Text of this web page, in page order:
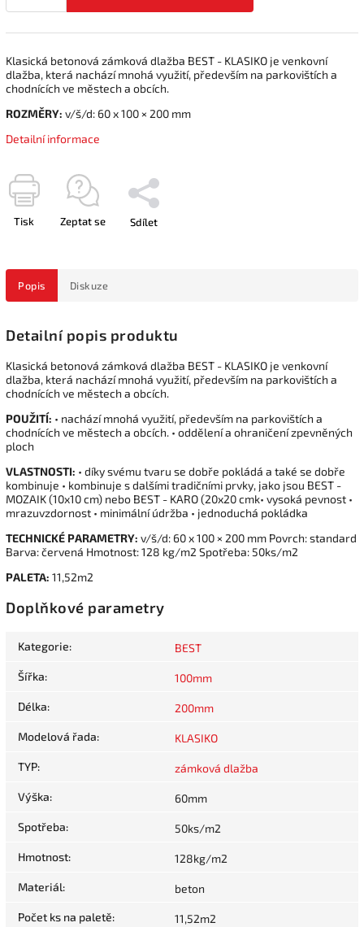
Klasická betonová zámková dlažba BEST - KLASIKO je venkovní
dlažba, která nachází mnohá využití, především na parkovištích a
chodnících ve městech a obcích.
ROZMĚRY: v/š/d: 60 x 100 × 200 mm
Detailní informace
Tisk Zeptat se Sdílet
Popis Diskuze
Detailní popis produktu
Klasická betonová zámková dlažba BEST - KLASIKO je venkovní
dlažba, která nachází mnohá využití, především na parkovištích a
chodnících ve městech a obcích.
POUŽITÍ: • nachází mnohá využití, především na parkovištích a
chodnících ve městech a obcích. • oddělení a ohraničení zpevněných
ploch
VLASTNOSTI: • díky svému tvaru se dobře pokládá a také se dobře
kombinuje • kombinuje s dalšími tradičními prvky, jako jsou BEST -
MOZAIK (10x10 cm) nebo BEST - KARO (20x20 cmk• vysoká pevnost •
mrazuvzdornost • minimální údržba • jednoduchá pokládka
TECHNICKÉ PARAMETRY: v/š/d: 60 x 100 × 200 mm Povrch: standard
Barva: červená Hmotnost: 128 kg/m2 Spotřeba: 50ks/m2
PALETA: 11,52m2
Doplňkové parametry
Kategorie: BEST
Šířka: 100mm
Délka: 200mm
Modelová řada: KLASIKO
TYP: zámková dlažba
Výška: 60mm
Spotřeba: 50ks/m2
Hmotnost: 128kg/m2
Materiál: beton
Počet ks na paletě: 11,52m2